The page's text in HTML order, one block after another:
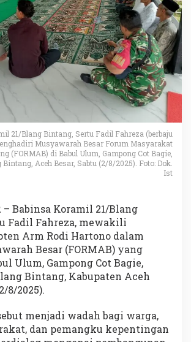
21/Blang Bintang, Sertu Fadil Fahreza (berbaju
Musyawarah Besar Forum Masyarakat
(FORMAB) di Babul Ulum, Gampong Cot Bagie,
Aceh Besar, Sabtu (2/8/2025). Foto: Dok.
Ist
– Babinsa Koramil 21/Blang
Fadil Fahreza, mewakili
Arm Rodi Hartono dalam
Besar (FORMAB) yang
Ulum, Gampong Cot Bagie,
Bintang, Kabupaten Aceh
8/2025).
menjadi wadah bagi warga,
dan pemangku kepentingan